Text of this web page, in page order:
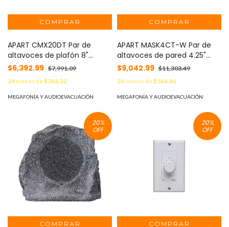
APART CMX20DT Par de
altavoces de plafón 8"
diseño de borde delgado
para linea de 70/100 volts
$6,392.99 $7,991.09
24meses de$386.32
MEGAFONÍA Y AUDIOEVACUACIÓN
APART MASK4CT-W Par de
altavoces de pared 4.25"
para linea de 70/100 Volts
color blanco
$9,042.99 $11,303.49
24meses de$546.46
MEGAFONÍA Y AUDIOEVACUACIÓN
20%
OFF
20%
OFF